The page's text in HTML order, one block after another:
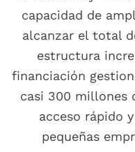
capacidad de
alcanzar el total
estructura
financiación
casi 300 millones
acceso rápido
pequeñas